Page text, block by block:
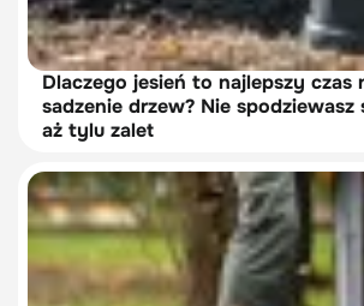
Dlaczego jesień to najlepszy czas
sadzenie drzew? Nie spodziewasz
aż tylu zalet